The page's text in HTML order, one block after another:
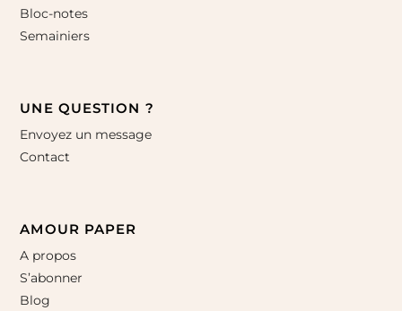
Bloc-notes
Semainiers
UNE QUESTION ?
Envoyez un message
Contact
AMOUR PAPER
A propos
S’abonner
Blog